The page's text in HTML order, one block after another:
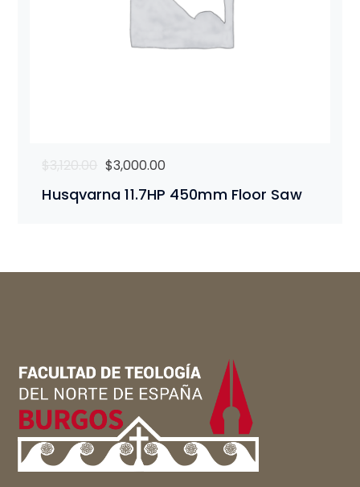
Husqvarna 11.7HP 450mm Floor Saw
$3,120.00 $3,000.00